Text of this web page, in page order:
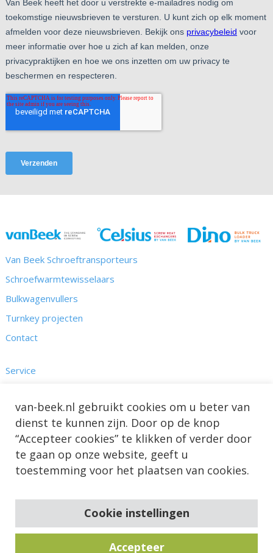
Van Beek Schroeftransporteurs
Schroefwarmtewisselaars
Bulkwagenvullers
Turnkey projecten
Contact
Service
Nieuws & Projecten
Over ons
van-beek.nl gebruikt cookies om u beter van
dienst te kunnen zijn. Door op de knop
“Accepteer cookies” te klikken of verder door
te gaan op onze website, geeft u
toestemming voor het plaatsen van cookies.
Cookie instellingen
Accepteer